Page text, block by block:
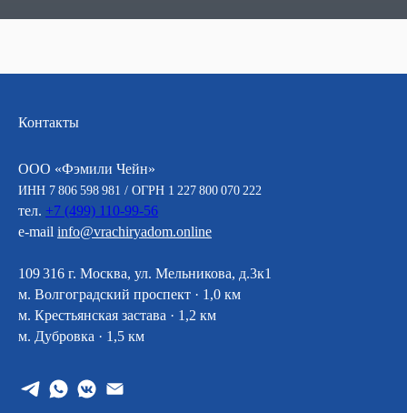
Контакты
ООО «Фэмили Чейн»
ИНН 7 806 598 981 / ОГРН 1 227 800 070 222
тел. +7 (499) 110-99-56
e-mail info@vrachiryadom.online
109 316 г. Москва, ул. Мельникова, д.3к1
м. Волгоградский проспект · 1,0 км
м. Крестьянская застава · 1,2 км
м. Дубровка · 1,5 км